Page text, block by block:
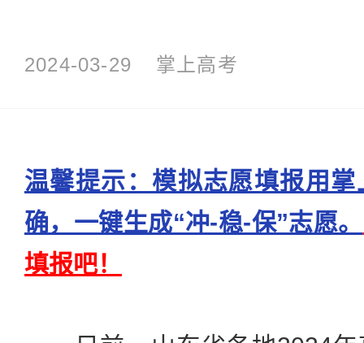
2024-03-29 掌上高考
温馨提示：模拟志愿填报用
确，一键生成“冲-稳-保”志愿。
填报吧！